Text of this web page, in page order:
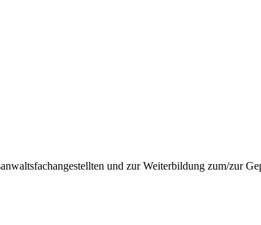
und zur Weiterbildung zum/zur